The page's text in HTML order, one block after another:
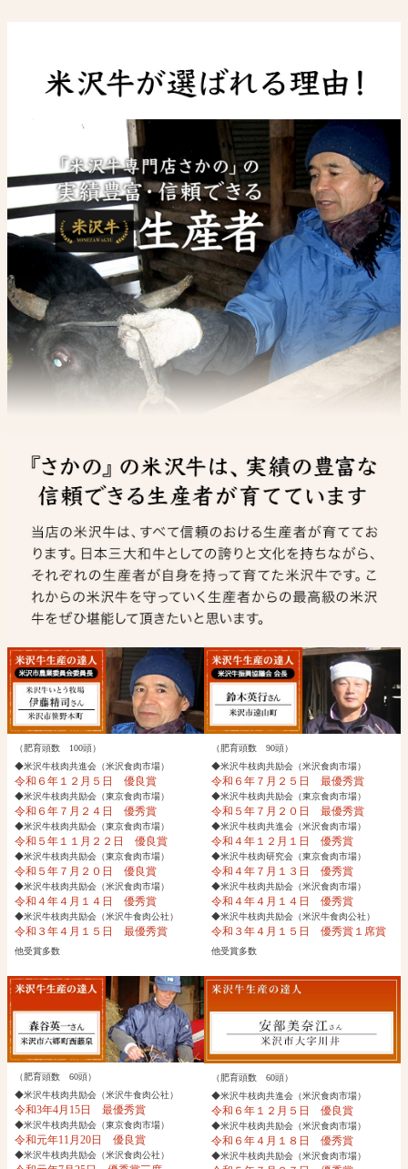
（肥育頭数 100頭）
◆米沢牛枝肉共進会（米沢食肉市場）
令和６年１２月５日 優良賞
◆米沢牛枝肉共励会（東京食肉市場）
令和６年７月２４日 優秀賞
◆米沢牛枝肉共励会（東京食肉市場）
令和５年１１月２２日 優良賞
◆米沢牛枝肉共励会（東京食肉市場）
令和５年７月２０日 優良賞
◆米沢牛枝肉共励会（米沢食肉市場）
令和４年４月１４日 優秀賞
◆米沢牛枝肉共励会（米沢牛食肉公社）
令和３年４月１５日 最優秀賞
他受賞多数
（肥育頭数 90頭）
◆米沢牛枝肉共励会（米沢食肉市場）
令和６年７月２５日 最優秀賞
◆米沢牛枝肉共励会（東京食肉市場）
令和５年７月２０日 最優秀賞
◆米沢牛枝肉共進会（米沢食肉市場）
令和４年１２月１日 優秀賞
◆米沢牛枝肉研究会（東京食肉市場）
令和４年７月１３日 優秀賞
◆米沢牛枝肉共励会（米沢食肉市場）
令和４年４月１４日 優秀賞
◆米沢牛枝肉共励会（米沢牛食肉公社）
令和３年４月１５日 優秀賞１席賞
他受賞多数
（肥育頭数 60頭）
◆米沢牛枝肉共励会（米沢牛食肉公社）
令和3年4月15日 最優秀賞
◆米沢牛枝肉共励会（東京食肉市場）
令和元年11月20日 優良賞
◆米沢牛枝肉共励会（米沢食肉公社）
（肥育頭数 60頭）
◆米沢牛枝肉共進会（米沢食肉市場）
令和６年１２月５日 優良賞
◆米沢牛枝肉共励会（米沢食肉市場）
令和６年４月１８日 優秀賞
◆米沢牛枝肉共励会（米沢食肉市場）